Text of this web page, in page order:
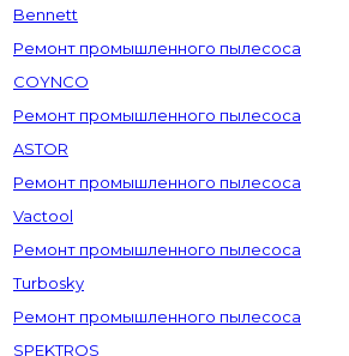
Bennett
Ремонт промышленного пылесоса
COYNCO
Ремонт промышленного пылесоса
ASTOR
Ремонт промышленного пылесоса
Vactool
Ремонт промышленного пылесоса
Turbosky
Ремонт промышленного пылесоса
SPEKTROS